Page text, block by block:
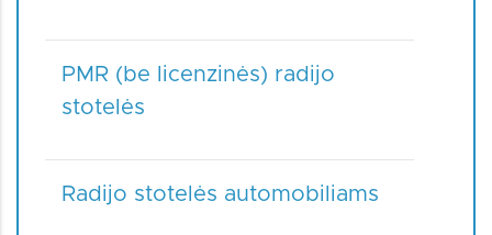
PMR (be licenzinės) radijo
stotelės
Radijo stotelės automobiliams